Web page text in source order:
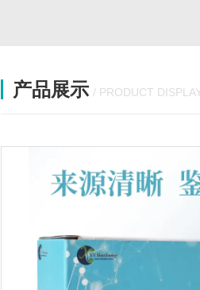
产品展示 / PRODUCT